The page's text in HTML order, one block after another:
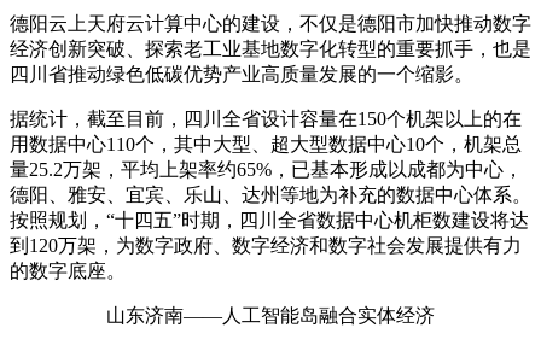
德阳云上天府云计算中心的建设，不仅是德阳市加快推动数字
经济创新突破、探索老工业基地数字化转型的重要抓手，也是
四川省推动绿色低碳优势产业高质量发展的一个缩影。
据统计，截至目前，四川全省设计容量在150个机架以上的在
用数据中心110个，其中大型、超大型数据中心10个，机架总
量25.2万架，平均上架率约65%，已基本形成以成都为中心，
德阳、雅安、宜宾、乐山、达州等地为补充的数据中心体系。
按照规划，“十四五”时期，四川全省数据中心机柜数建设将达
到120万架，为数字政府、数字经济和数字社会发展提供有力
的数字底座。
山东济南——人工智能岛融合实体经济